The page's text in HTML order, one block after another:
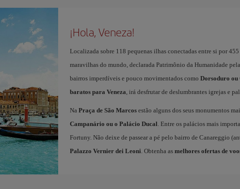
¡Hola, Veneza!
Localizada sobre 118 pequenas ilhas conectadas entre si por 455
maravilhas do mundo, declarada Patrimônio da Humanidade
bairros imperdíveis e pouco movimentados como Dorsoduro ou
baratos para Veneza, irá desfrutar de deslumbrantes igrejas e
Na Praça de São Marcosestão alguns dos seus monumentos
Campanário ou o Palácio Ducal. Entre os palácios mais
Fortuny. Não deixe de passear a pé pelo bairro de Canareggio
Palazzo Vernier dei Leoni. Obtenha as melhores ofertas de